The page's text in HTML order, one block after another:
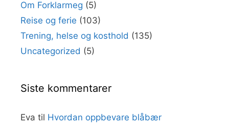
Om Forklarmeg (5)
Reise og ferie (103)
Trening, helse og kosthold (135)
Uncategorized (5)
Siste kommentarer
Eva til Hvordan oppbevare blåbær